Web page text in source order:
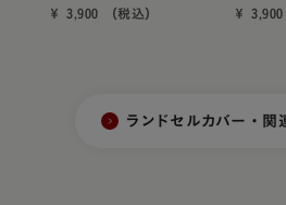
￥ 3,900 （税込） ￥
ランドセルカバー・関